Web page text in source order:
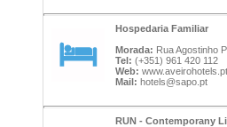
Hospedaria Familiar
Morada: Rua Agostinho
Tel: (+351) 961 420 112
Web: www.aveirohotels.pt
Mail: hotels@sapo.pt
RUN - Contemporany